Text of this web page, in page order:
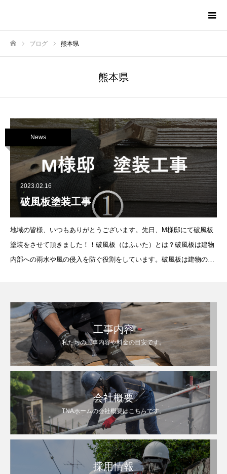
ブログ 熊本県
熊本県
News
2023.02.16
破風板塗装工事
地域の皆様、いつもありがとうございます。先日、M様邸にて破風板
塗装をさせて頂きました！！破風板（はふいた）とは？破風板は建物
内部への雨水や風の侵入を防ぐ役割をしています。破風板は建物の中
工事内容
私たちの工事内容や料金の目安です。
会社概要
TNAホームの会社概要はこちらです。
採用情報